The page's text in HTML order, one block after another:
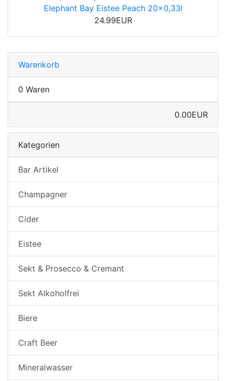
Elephant Bay Eistee Peach 20x0,33l
24.99EUR
Warenkorb
0 Waren
0.00EUR
Kategorien
Bar Artikel
Champagner
Cider
Eistee
Sekt & Prosecco & Cremant
Sekt Alkoholfrei
Biere
Craft Beer
Mineralwasser